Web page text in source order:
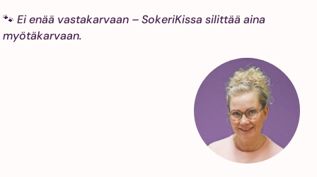
🐾Ei enää vastakarvaan – SokeriKissa silittää aina
myötäkarvaan.